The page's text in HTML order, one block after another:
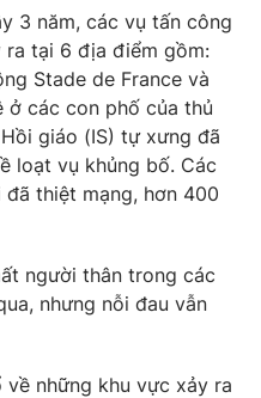
3 năm, các vụ tấn công
ra tại 6 địa điểm gồm:
Stade de France và
ở các con phố của thủ
giáo (IS) tự xưng đã
loạt vụ khủng bố. Các
thiệt mạng, hơn 400
người thân trong các
nhưng nỗi đau vẫn
về những khu vực xảy ra